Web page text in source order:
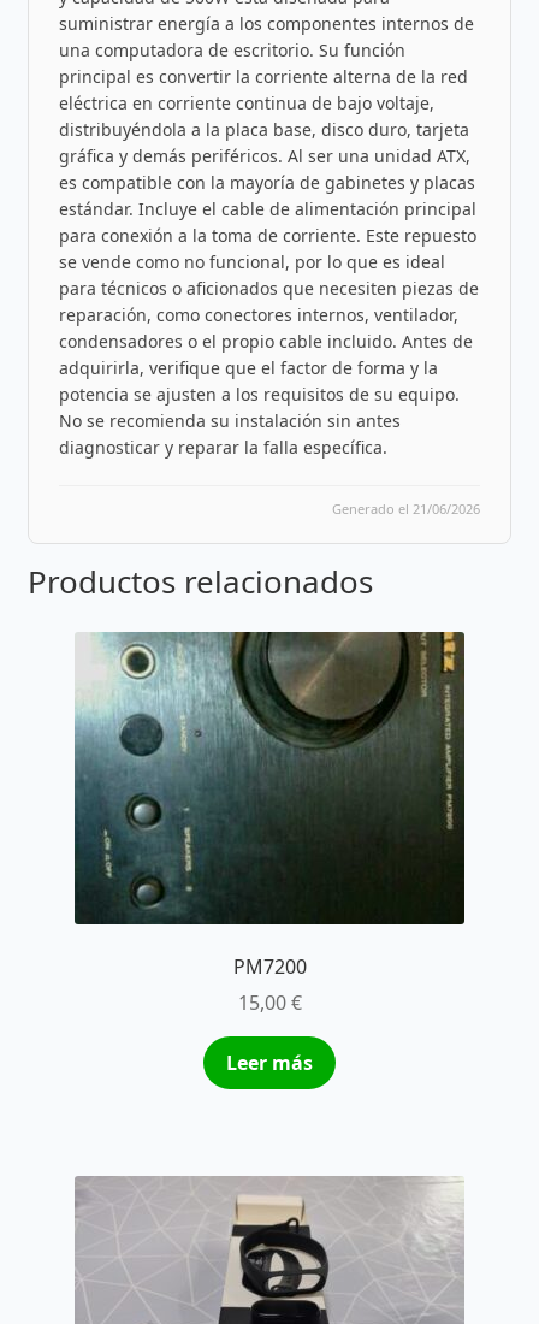
suministrar energía a los componentes internos de
una computadora de escritorio. Su función
principal es convertir la corriente alterna de la red
eléctrica en corriente continua de bajo voltaje,
distribuyéndola a la placa base, disco duro, tarjeta
gráfica y demás periféricos. Al ser una unidad ATX,
es compatible con la mayoría de gabinetes y placas
estándar. Incluye el cable de alimentación principal
para conexión a la toma de corriente. Este repuesto
se vende como no funcional, por lo que es ideal
para técnicos o aficionados que necesiten piezas de
reparación, como conectores internos, ventilador,
condensadores o el propio cable incluido. Antes de
adquirirla, verifique que el factor de forma y la
potencia se ajusten a los requisitos de su equipo.
No se recomienda su instalación sin antes
diagnosticar y reparar la falla específica.
Generado el 21/06/2026
Productos relacionados
PM7200
15,00€
Leer más